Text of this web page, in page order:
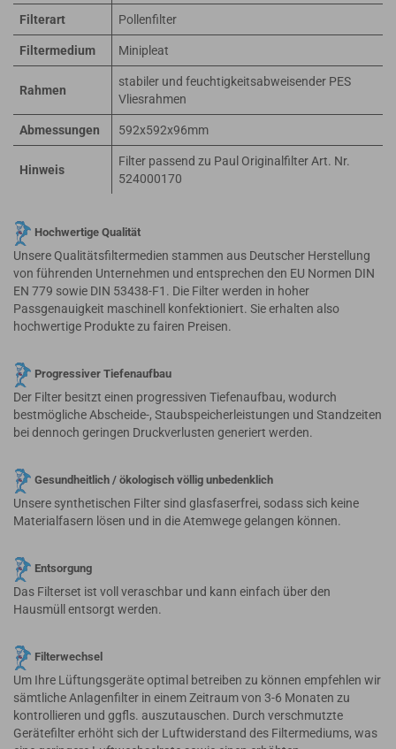
Filterart Pollenfilter
Filtermedium Minipleat
Rahmen
stabiler und feuchtigkeitsabweisender PES
Vliesrahmen
Abmessungen 592x592x96mm
Hinweis
Filter passend zu Paul Originalfilter Art. Nr.
524000170
Hochwertige Qualität
Unsere Qualitätsfiltermedien stammen aus Deutscher Herstellung
von führenden Unternehmen und entsprechen den EU Normen DIN
EN 779 sowie DIN 53438-F1. Die Filter werden in hoher
Passgenauigkeit maschinell konfektioniert. Sie erhalten also
hochwertige Produkte zu fairen Preisen.
Progressiver Tiefenaufbau
Der Filter besitzt einen progressiven Tiefenaufbau, wodurch
bestmögliche Abscheide-, Staubspeicherleistungen und Standzeiten
bei dennoch geringen Druckverlusten generiert werden.
Gesundheitlich / ökologisch völlig unbedenklich
Unsere synthetischen Filter sind glasfaserfrei, sodass sich keine
Materialfasern lösen und in die Atemwege gelangen können.
Entsorgung
Das Filterset ist voll veraschbar und kann einfach über den
Hausmüll entsorgt werden.
Filterwechsel
Um Ihre Lüftungsgeräte optimal betreiben zu können empfehlen wir
sämtliche Anlagenfilter in einem Zeitraum von 3-6 Monaten zu
kontrollieren und ggfls. auszutauschen. Durch verschmutzte
Gerätefilter erhöht sich der Luftwiderstand des Filtermediums, was